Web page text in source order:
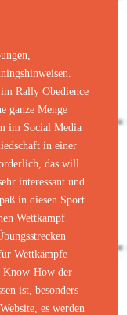
Rally Obedience
ganze Menge
im Social Media
in einer
das will
interessant und
in diesen Sport.
Wettkampf
Wettkämpfe
Know-How der
ist, besonders
es werden